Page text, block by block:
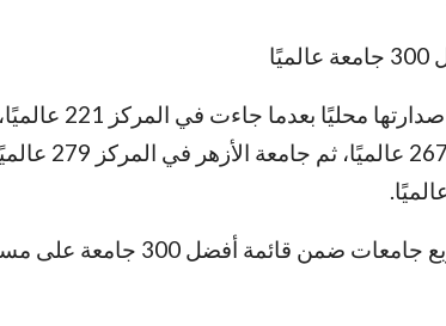
حافظت جامعة القاهرة على صدارتها محليًا
جامعة المنصورة في المركز
وبذلك أصبحت مصر تمتلك أربع جامعات ضمن